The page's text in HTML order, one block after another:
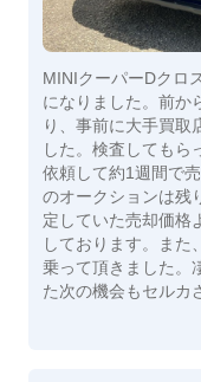
MINIクーパーDクロ
になりました。前か
り、事前に大手買取
した。検査してもら
依頼して約1週間で
のオークションは残
定していた売却価格
しております。また
乗って頂きました。
た次の機会もセルカ